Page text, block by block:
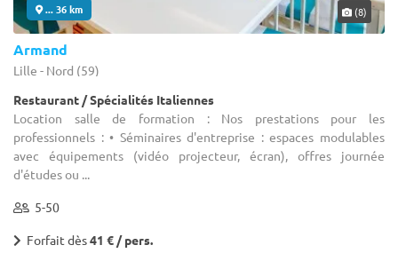
... 36 km (8)
Armand
Lille - Nord (59)
Restaurant / Spécialités Italiennes
Location salle de formation : Nos prestations pour les
professionnels : • Séminaires d'entreprise : espaces modulables
avec équipements (vidéo projecteur, écran), offres journée
d'études ou ...
5-50
Forfait dès41 € / pers.